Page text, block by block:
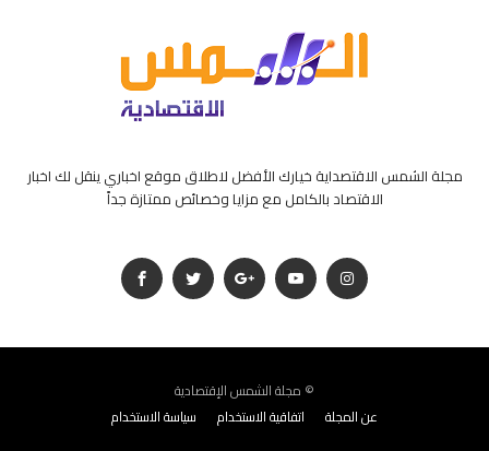
مجلة الشمس الاقتصداية خيارك الأفضل لاطلاق موقع اخباري ينقل لك اخبار
الاقتصاد بالكامل مع مزايا وخصائص ممتازة جداً
مجلة الشمس الإقتصادية ©
سياسة الاستخدام
اتفاقية الاستخدام عن المجلة